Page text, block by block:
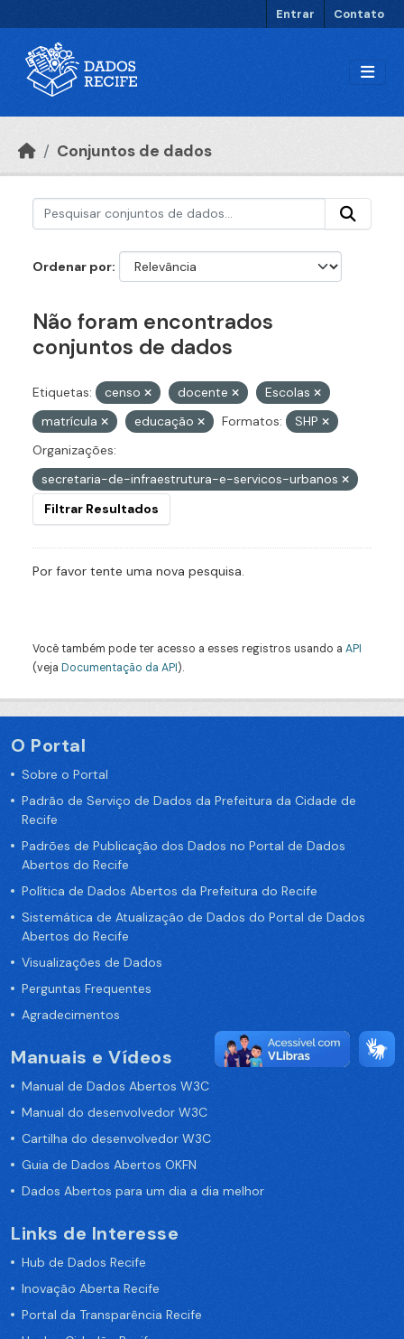
Entrar Contato
Conjuntos de dados
Ordenar por
Não foram encontrados
conjuntos de dados
Etiquetas: censo docente
Escolas
matrícula
educação Formatos:
SHP
Organizações:
secretaria-de-infraestrutura-e-servicos-urbanos
Filtrar Resultados
Por favor tente uma nova pesquisa.
Você também pode ter acesso a esses registros usando a API
(veja Documentação da API).
O Portal
Sobre o Portal
Padrão de Serviço de Dados da Prefeitura da Cidade de
Recife
Padrões de Publicação dos Dados no Portal de Dados
Abertos do Recife
Política de Dados Abertos da Prefeitura do Recife
Sistemática de Atualização de Dados do Portal de Dados
Abertos do Recife
Visualizações de Dados
Perguntas Frequentes
Agradecimentos
Manuais e Vídeos
Manual de Dados Abertos W3C
Manual do desenvolvedor W3C
Cartilha do desenvolvedor W3C
Guia de Dados Abertos OKFN
Dados Abertos para um dia a dia melhor
Links de Interesse
Hub de Dados Recife
Inovação Aberta Recife
Portal da Transparência Recife